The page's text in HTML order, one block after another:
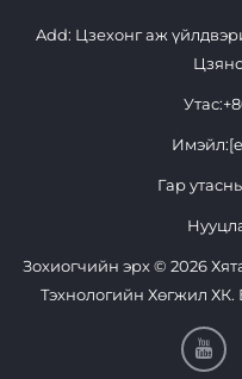
Add: Цзехонг аж
Утас:
Имэйл:
Гар
Зохиогчийн эрх © 2026
Тэхнологийн Хөгжил ХК.